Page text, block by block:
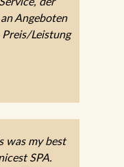
der
Angeboten
my best